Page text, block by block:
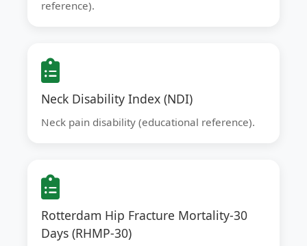
reference).
Neck Disability Index (NDI)
Neck pain disability (educational reference).
Rotterdam Hip Fracture Mortality-30
Days (RHMP-30)